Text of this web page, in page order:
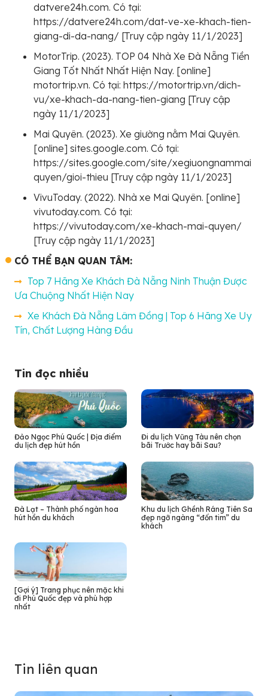
datvere24h.com. Có tại:
https://datvere24h.com/dat-ve-xe-khach-tien-
giang-di-da-nang/ [Truy cập ngày 11/1/2023]
MotorTrip. (2023). TOP 04 Nhà Xe Đà Nẵng Tiền
Giang Tốt Nhất Nhất Hiện Nay. [online]
motortrip.vn. Có tại: https://motortrip.vn/dich-
vu/xe-khach-da-nang-tien-giang [Truy cập
ngày 11/1/2023]
Mai Quyên. (2023). Xe giường nằm Mai Quyên.
[online] sites.google.com. Có tại:
https://sites.google.com/site/xegiuongnammai
quyen/gioi-thieu [Truy cập ngày 11/1/2023]
VivuToday. (2022). Nhà xe Mai Quyên. [online]
vivutoday.com. Có tại:
https://vivutoday.com/xe-khach-mai-quyen/
[Truy cập ngày 11/1/2023]
CÓ THỂ BẠN QUAN TÂM:
Top 7 Hãng Xe Khách Đà Nẵng Ninh Thuận Được
Ưa Chuộng Nhất Hiện Nay
Xe Khách Đà Nẵng Lâm Đồng | Top 6 Hãng Xe Uy
Tín, Chất Lượng Hàng Đầu
Tin đọc nhiều
Đảo Ngọc Phú Quốc | Địa điểm
du lịch đẹp hút hồn
Đi du lịch Vũng Tàu nên chọn
bãi Trước hay bãi Sau?
Đà Lạt – Thành phố ngàn hoa
hút hồn du khách
Khu du lịch Ghềnh Ráng Tiên Sa
đẹp ngỡ ngàng “đốn tim” du
khách
[Gợi ý] Trang phục nên mặc khi
đi Phú Quốc đẹp và phù hợp
nhất
Tin liên quan